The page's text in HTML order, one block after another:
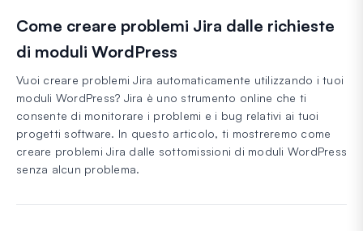
Come creare problemi Jira dalle richieste
di moduli WordPress
Vuoi creare problemi Jira automaticamente utilizzando i tuoi
moduli WordPress? Jira è uno strumento online che ti
consente di monitorare i problemi e i bug relativi ai tuoi
progetti software. In questo articolo, ti mostreremo come
creare problemi Jira dalle sottomissioni di moduli WordPress
senza alcun problema.